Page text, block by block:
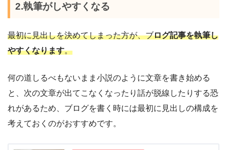
2.執筆がしやすくなる
最初に見出しを決めてしまった方が、ブログ記事を執筆し
やすくなります。
何の道しるべもないまま小説のように文章を書き始める
と、次の文章が出てこなくなったり話が脱線したりする恐
れがあるため、ブログを書く時には最初に見出しの構成を
考えておくのがおすすめです。